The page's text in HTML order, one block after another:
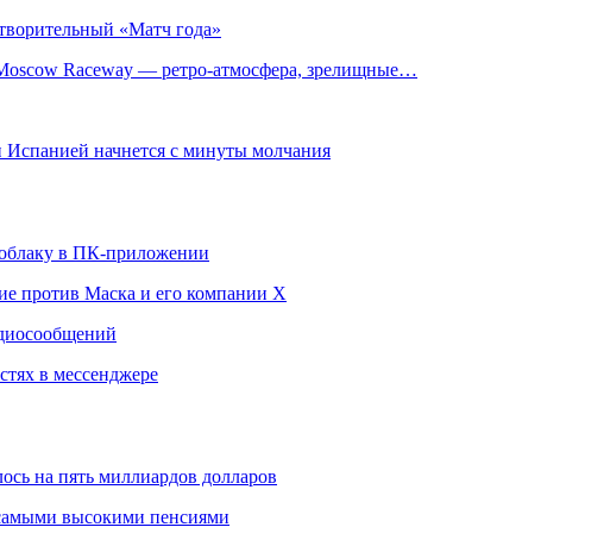
«Матч года»
Raceway — ретро‑атмосфера, зрелищные…
начнется с минуты молчания
в ПК-приложении
против Маска и его компании X
в мессенджере
на пять миллиардов долларов
высокими пенсиями